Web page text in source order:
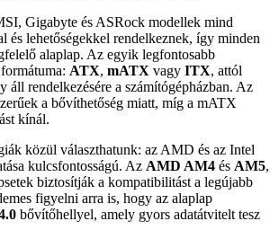
Gigabyte és ASRock modellek mind
és lehetőségekkel rendelkeznek, így minden
alaplap. Az egyik legfontosabb
ATX, mATX vagy ITX, attól
áll rendelkezésére a számítógépházban. Az
a bővíthetőség miatt, míg a mATX
kínál.
közül választhatunk: az AMD és az Intel
kulcsfontosságú. Az AMD AM4 és AM5,
biztosítják a kompatibilitást a legújabb
figyelni arra is, hogy az alaplap
bővítőhellyel, amely gyors adatátvitelt tesz